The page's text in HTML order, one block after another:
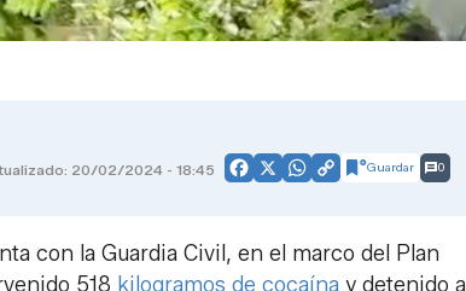
20/02/2024 - 18:45 Facebook
X WhatsApp
CopyGuardar 0
con la Guardia Civil, en el marco del Plan
518 kilogramos de cocaína y detenido a